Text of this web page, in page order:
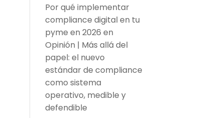
Por qué implementar
compliance digital en tu
pyme en 2026 en
Opinión | Más allá del
papel: el nuevo
estándar de compliance
como sistema
operativo, medible y
defendible